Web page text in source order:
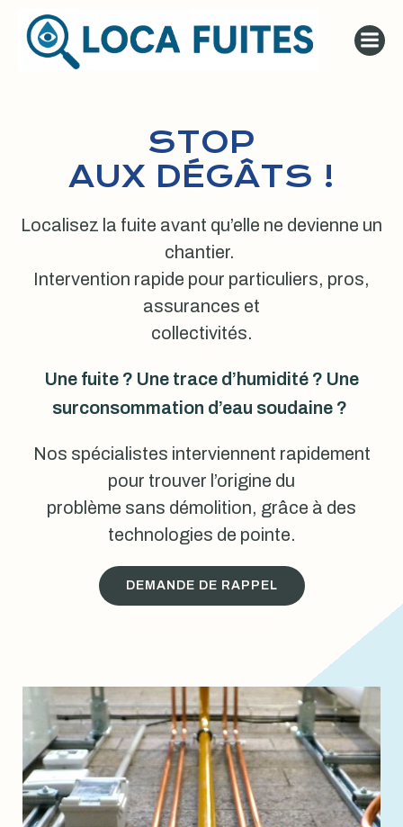
au
contenu
STOP
AUX DÉGÂTS !
Localisez la fuite avant qu’elle ne devienne un
chantier.
Intervention rapide pour particuliers, pros,
assurances et
collectivités.
Une fuite ? Une trace d’humidité ? Une
surconsommation d’eau soudaine ?
Nos spécialistes interviennent rapidement
pour trouver l’origine du
problème sans démolition, grâce à des
technologies de pointe.
DEMANDE DE RAPPEL